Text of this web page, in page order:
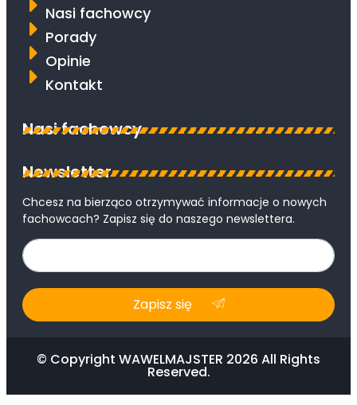
Nasi fachowcy
Porady
Opinie
Kontakt
Nasi fachowcy
Newsletter
Chcesz na bierząco otrzymywać informacje o nowych
fachowcach? Zapisz się do naszego newslettera.
Zapisz się
© Copyright WAWELMAJSTER 2026 All Rights
Reserved.